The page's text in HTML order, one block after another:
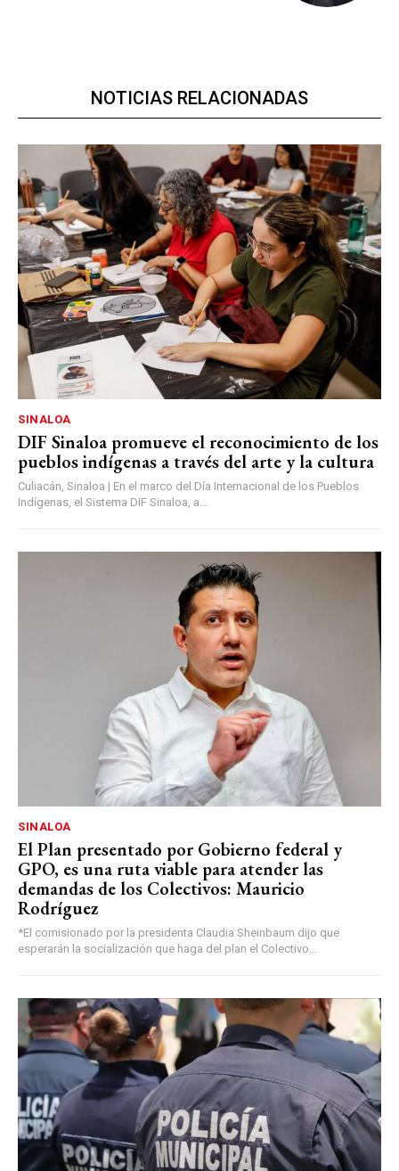
NOTICIAS RELACIONADAS
SINALOA
DIF Sinaloa promueve el reconocimiento de los
pueblos indígenas a través del arte y la cultura
Culiacán, Sinaloa | En el marco del Día Internacional de los Pueblos
Indígenas, el Sistema DIF Sinaloa, a...
SINALOA
El Plan presentado por Gobierno federal y
GPO, es una ruta viable para atender las
demandas de los Colectivos: Mauricio
Rodríguez
*El comisionado por la presidenta Claudia Sheinbaum dijo que
esperarán la socialización que haga del plan el Colectivo...